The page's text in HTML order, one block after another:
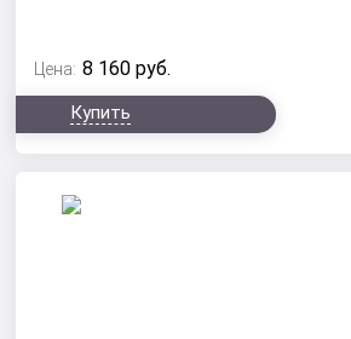
Цена: 8 160 руб.
Купить